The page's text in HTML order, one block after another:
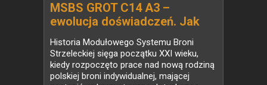
MSBS GROT C14 A3 –
ewolucja doświadczeń. Jak
użytkownicy zmienili polski
karabinek
Historia Modułowego Systemu Broni
Strzeleckiej sięga początku XXI wieku,
kiedy rozpoczęto prace nad nową rodziną
polskiej broni indywidualnej, mającej